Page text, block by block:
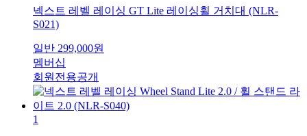
넥스트 레벨 레이싱 GT Lite 레이싱휠 거치대 (NLR-
S021)
일반 299,000원
멤버십
회원전용공개
1